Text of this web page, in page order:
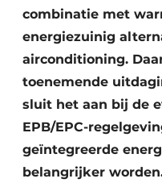
combinatie met
energiezuinig
airconditioning.
toenemende
sluit het aan bij de
EPB/EPC-
geïntegreerde
belangrijker